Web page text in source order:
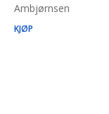
Ambjørnsen
KJØP